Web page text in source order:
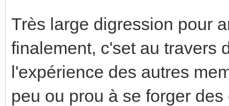
Très large digression pour
finalement, c'set au travers
l'expérience des autres
peu ou prou à se forger